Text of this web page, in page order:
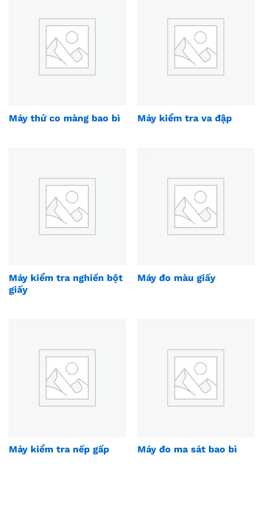
Máy thử co màng bao bì Máy kiểm tra va đập
Máy kiểm tra nghiền bột
giấy
Máy đo màu giấy
Máy kiểm tra nếp gấp Máy đo ma sát bao bì